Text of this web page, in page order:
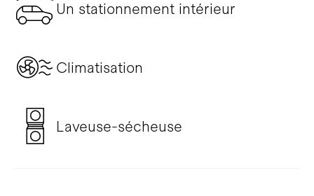
Un stationnement intérieur
Climatisation
Laveuse-sécheuse